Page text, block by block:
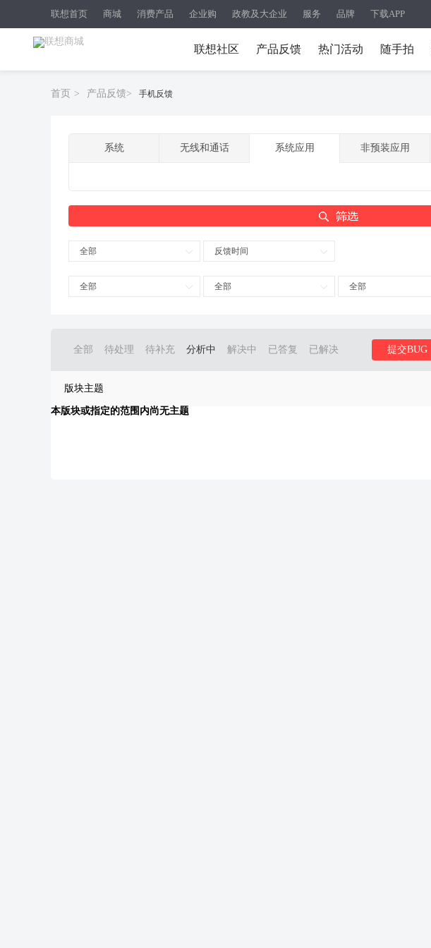
联想首页 商城 消费产品 企业购 政教及大企业 服务 品牌 下载APP
联想社区 产品反馈 热门活动 随手拍
首页 > 产品反馈> 手机反馈
系统 无线和通话 系统应用 非预装应用
全部 反馈时间
全部 全部 全部
全部 待处理 待补充 分析中 解决中 已答复 已解决 提交BUG
版块主题
本版块或指定的范围内尚无主题